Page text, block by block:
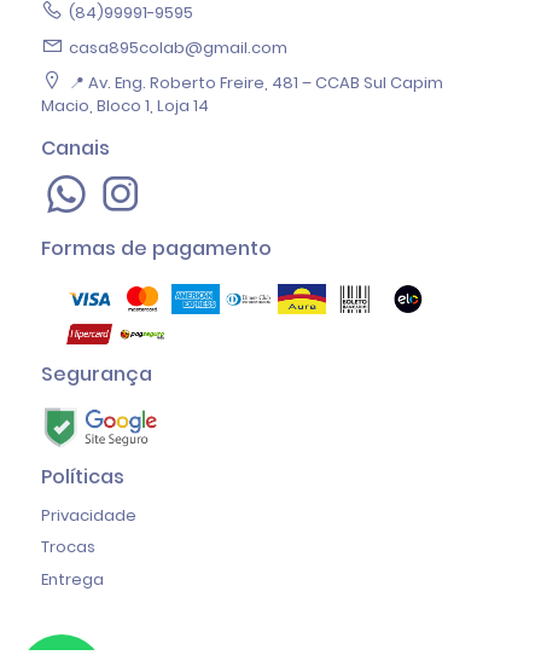
(84)99991-9595
casa895colab@gmail.com
📍 Av. Eng. Roberto Freire, 481 – CCAB Sul Capim
Macio, Bloco 1, Loja 14
Canais
Formas de pagamento
Segurança
Políticas
Privacidade
Trocas
Entrega